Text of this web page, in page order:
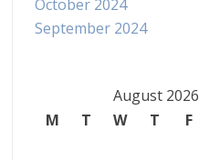
October 2024
September 2024
August 2026
M
T W T F